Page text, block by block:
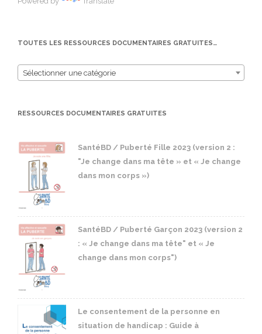
TOUTES LES RESSOURCES DOCUMENTAIRES GRATUITES…
Sélectionner une catégorie
RESSOURCES DOCUMENTAIRES GRATUITES
SantéBD / Puberté Fille 2023 (version 2 :
"Je change dans ma tête » et « Je change
dans mon corps »)
SantéBD / Puberté Garçon 2023 (version 2
: « Je change dans ma tête" et « Je
change dans mon corps")
Le consentement de la personne en
situation de handicap : Guide à